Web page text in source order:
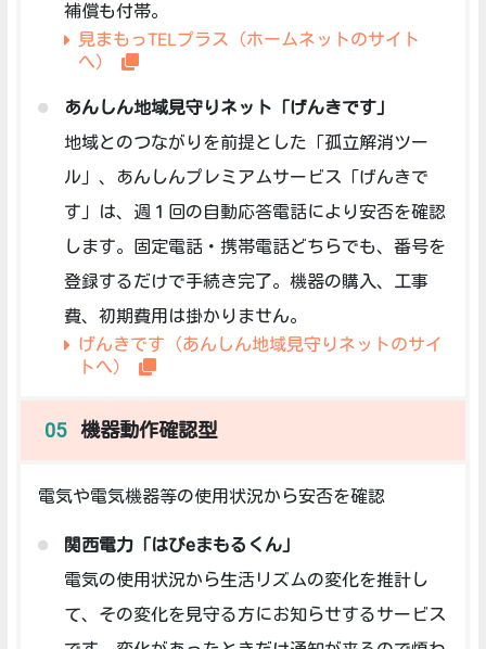
補償も付帯。
見まもっTELプラス（ホームネットのサイト
へ）
あんしん地域見守りネット「げんきです」
地域とのつながりを前提とした「孤立解消ツー
ル」、あんしんプレミアムサービス「げんきで
す」は、週１回の自動応答電話により安否を確認
します。固定電話・携帯電話どちらでも、番号を
登録するだけで手続き完了。機器の購入、工事
費、初期費用は掛かりません。
げんきです（あんしん地域見守りネットのサイ
トへ）
機器動作確認型
電気や電気機器等の使用状況から安否を確認
関西電力「はぴeまもるくん」
電気の使用状況から生活リズムの変化を推計し
て、その変化を見守る方にお知らせするサービス